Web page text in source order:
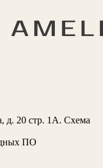
д. 20 стр. 1А. Схема
ПО